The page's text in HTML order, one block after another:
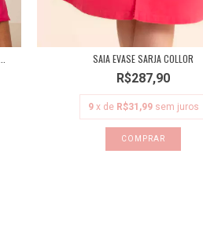
SAIA EVASE SARJA COLLOR
R$287,90
9 x de R$31,99 sem juros
COMPRAR